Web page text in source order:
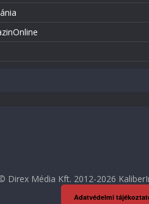
Direx Média Kft. 2012-2026
Adatvédelmi